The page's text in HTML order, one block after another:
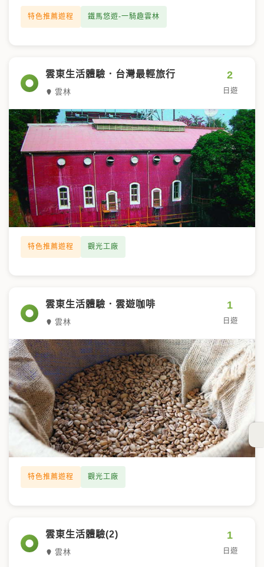
特色推薦遊程 鐵馬悠遊-一騎趣雲林
雲東生活體驗．台灣最輕旅行
雲林
2
日遊
特色推薦遊程 觀光工廠
雲東生活體驗．雲遊咖啡
雲林
1
日遊
特色推薦遊程 觀光工廠
雲東生活體驗(2)
雲林
1
日遊